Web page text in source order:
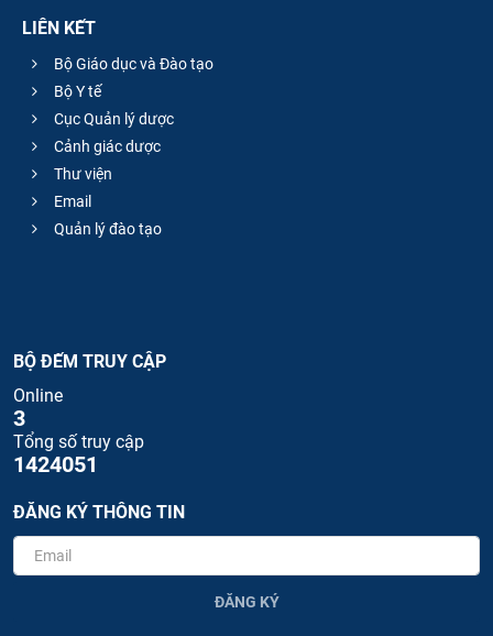
LIÊN KẾT
Bộ Giáo dục và Đào tạo
Bộ Y tế
Cục Quản lý dược
Cảnh giác dược
Thư viện
Email
Quản lý đào tạo
BỘ ĐẾM TRUY CẬP
Online
3
Tổng số truy cập
1424051
ĐĂNG KÝ THÔNG TIN
ĐĂNG KÝ